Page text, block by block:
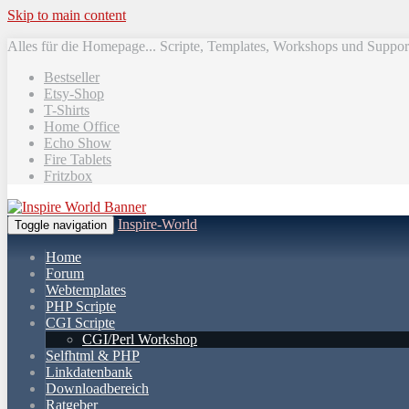
Skip to main content
Alles für die Homepage... Scripte, Templates, Workshops und
Bestseller
Etsy-Shop
T-Shirts
Home Office
Echo Show
Fire Tablets
Fritzbox
Toggle navigation Inspire-World
Home
Forum
Webtemplates
PHP Scripte
CGI Scripte
CGI/Perl Workshop
Selfhtml & PHP
Linkdatenbank
Downloadbereich
Ratgeber